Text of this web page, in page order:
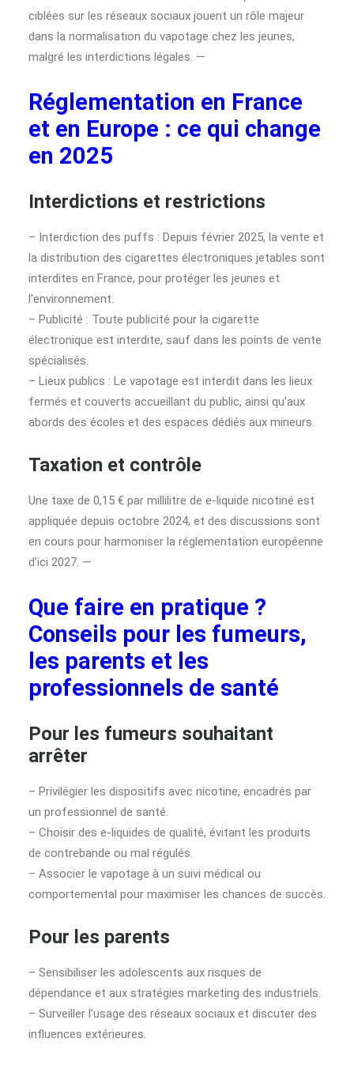
ciblées sur les réseaux sociaux jouent un rôle majeur
dans la normalisation du vapotage chez les jeunes,
malgré les interdictions légales. —
Réglementation en France
et en Europe : ce qui change
en 2025
Interdictions et restrictions
– Interdiction des puffs : Depuis février 2025, la vente et
la distribution des cigarettes électroniques jetables sont
interdites en France, pour protéger les jeunes et
l’environnement.
– Publicité : Toute publicité pour la cigarette
électronique est interdite, sauf dans les points de vente
spécialisés.
– Lieux publics : Le vapotage est interdit dans les lieux
fermés et couverts accueillant du public, ainsi qu’aux
abords des écoles et des espaces dédiés aux mineurs.
Taxation et contrôle
Une taxe de 0,15 € par millilitre de e-liquide nicotiné est
appliquée depuis octobre 2024, et des discussions sont
en cours pour harmoniser la réglementation européenne
d’ici 2027. —
Que faire en pratique ?
Conseils pour les fumeurs,
les parents et les
professionnels de santé
Pour les fumeurs souhaitant
arrêter
– Privilégier les dispositifs avec nicotine, encadrés par
un professionnel de santé.
– Choisir des e-liquides de qualité, évitant les produits
de contrebande ou mal régulés.
– Associer le vapotage à un suivi médical ou
comportemental pour maximiser les chances de succès.
Pour les parents
– Sensibiliser les adolescents aux risques de
dépendance et aux stratégies marketing des industriels.
– Surveiller l’usage des réseaux sociaux et discuter des
influences extérieures.